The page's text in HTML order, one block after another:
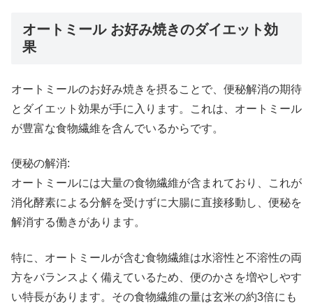
オートミール お好み焼きのダイエット効
果
オートミールのお好み焼きを摂ることで、便秘解消の期待
とダイエット効果が手に入ります。これは、オートミール
が豊富な食物繊維を含んでいるからです。
便秘の解消:
オートミールには大量の食物繊維が含まれており、これが
消化酵素による分解を受けずに大腸に直接移動し、便秘を
解消する働きがあります。
特に、オートミールが含む食物繊維は水溶性と不溶性の両
方をバランスよく備えているため、便のかさを増やしやす
い特長があります。その食物繊維の量は玄米の約3倍にも